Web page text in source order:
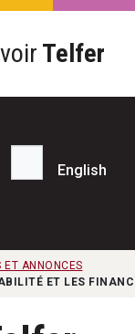
Telfer
Recherche...
English
ET ANNONCES
ET LES